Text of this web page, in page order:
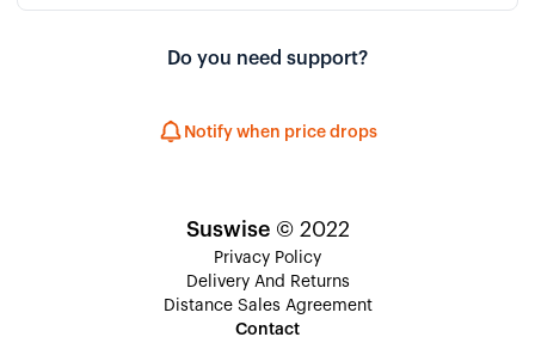
Do you need support?
Notify when price drops
Suswise© 2022
Privacy Policy
Delivery And Returns
Distance Sales Agreement
Contact